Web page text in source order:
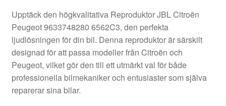
Kolla upp
Kontakt
Mitt konto
Upptäck den högkvalitativa Reproduktor JBL Citroën
Peugeot 9633748280 6562C3, den perfekta
ljudlösningen för din bil. Denna reproduktor är särskilt
designad för att passa modeller från Citroën och
Peugeot, vilket gör den till ett utmärkt val för både
professionella bilmekaniker och entusiaster som själva
reparerar sina bilar.